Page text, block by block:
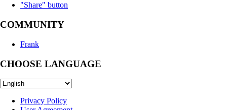
"Share" button
COMMUNITY
Frank
CHOOSE LANGUAGE
Privacy Policy